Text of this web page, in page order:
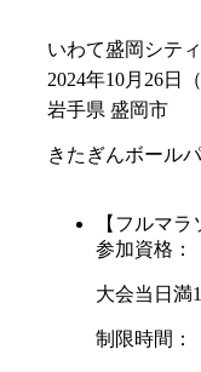
いわて盛岡シテ
2024年10月26日
岩手県 盛岡市
きたぎんボール
【フルマラ
参加資格：
大会当日満
制限時間：